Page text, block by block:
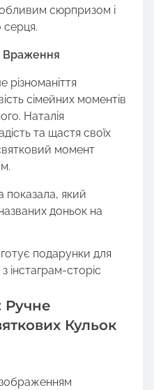
сюрпризом і
серця.
Враження
різноманіття
сімейних моментів
Наталія
та щастя своїх
момент
подарунки для
сторіс
Ручне
Кульок